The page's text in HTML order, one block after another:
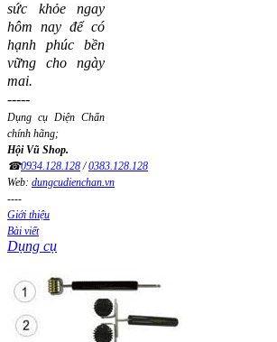
sức khỏe ngay
hôm nay để có
hạnh phúc bền
vững cho ngày
mai.
-----
Dụng cụ Diện Chẩn
chính hãng;
Hội Vũ Shop.
☎0934.128.128/0383.128.128
Web: dungcudienchan.vn
----
Giới thiệu
Bài viết
Dụng cụ